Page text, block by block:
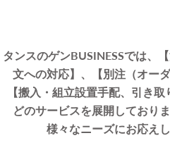
タンスのゲンBUSINESSでは、
文への対応】、【別注（オーダ
【搬入・組立設置手配、引き
どのサービスを展開しており
様々なニーズにお応え